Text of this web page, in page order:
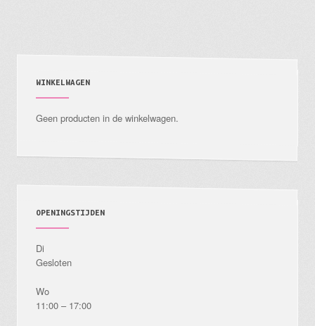
WINKELWAGEN
Geen producten in de winkelwagen.
OPENINGSTIJDEN
Di
Gesloten
Wo
11:00 – 17:00